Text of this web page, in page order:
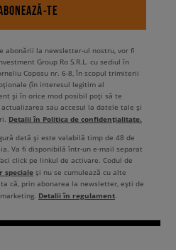
TE
abonării la newsletter-ul nostru, vor fi
Group Ro S.R.L. cu sediul în
Coposu nr. 6-8, în scopul trimiterii
(în interesul legitim al
și în orice mod posibil poți să te
sau accesul la datele tale și
Detalii în Politica de confidențialitate.
dată și este valabilă timp de 48 de
Va fi disponibilă într-un e-mail separat
click pe linkul de activare. Codul de
speciale și nu se cumulează cu alte
că, prin abonarea la newsletter, ești de
Detalii în regulament.